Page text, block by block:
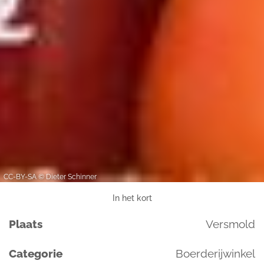
CC-BY-SA © Dieter Schinner
In het kort
Plaats Versmold
Categorie Boerderijwinkel